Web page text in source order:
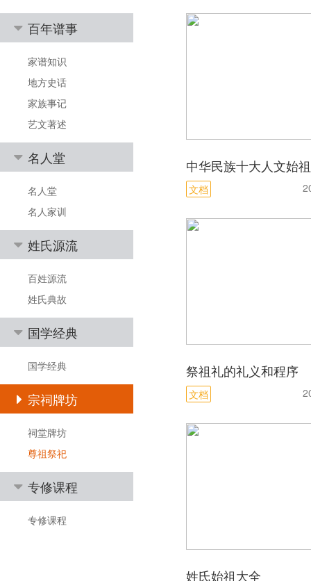
百年谱事
家谱知识
地方史话
家族事记
艺文著述
名人堂
名人堂
名人家训
姓氏源流
百姓源流
姓氏典故
国学经典
国学经典
宗祠牌坊
祠堂牌坊
尊祖祭祀
专修课程
专修课程
中华民族十大人文始祖
文档
祭祖礼的礼义和程序
文档
姓氏始祖大全